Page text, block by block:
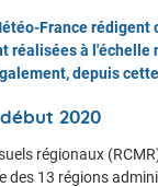
France
réalisées à
depuis
2020
régionaux
des 13 régions